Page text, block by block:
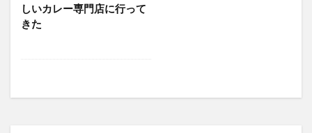
しいカレー専門店に行って
きた